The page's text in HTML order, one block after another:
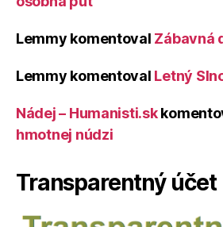
Lemmy komentoval Zábavná
Lemmy komentoval Letný
Nádej – Humanisti.sk
hmotnej núdzi
Transparentný účet